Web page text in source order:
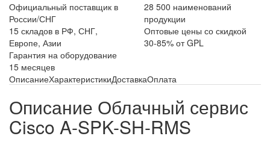
Официальный поставщик в
России/СНГ
28 500 наименований
продукции
15 складов в РФ, СНГ,
Европе, Азии
Оптовые цены со скидкой
30-85% от GPL
Гарантия на оборудование
15 месяцев
ОписаниеХарактеристикиДоставкаОплата
Описание Облачный сервис
Cisco A-SPK-SH-RMS